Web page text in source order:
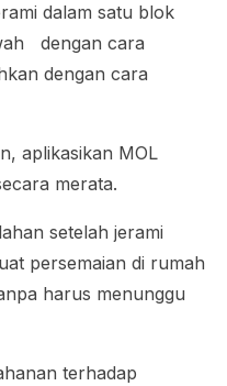
dalam satu blok
dengan cara
dengan cara
aplikasikan MOL
merata.
setelah jerami
persemaian di rumah
harus menunggu
terhadap